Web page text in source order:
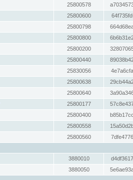
25800578
25800600
25800798
25800800
25800200
25800440
25830056
25800638
25800640
25800177
25800400
25800558
25800560
3880010
3880050